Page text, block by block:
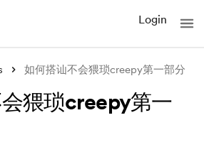
Login
如何搭讪不会猥琐creepy第一部分
猥琐creepy第一